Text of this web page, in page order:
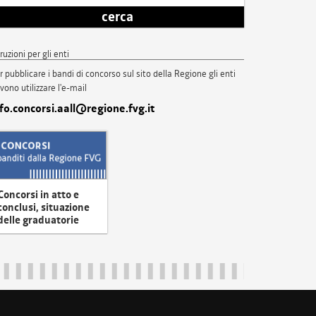
cerca
per gli enti
pubblicare i bandi di concorso sul sito della Regione gli enti
utilizzare l'e-mail
in atto e
situazione
graduatorie